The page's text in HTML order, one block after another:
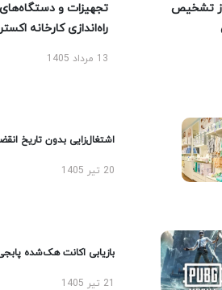
تشخیص
تجهیزات و دستگاه‌های
راه‌اندازی کارخانه
13 مرداد 1405
اشتغال‌زایی بدون تاریخ انقضا
20 تیر 1405
بازیابی اکانت هک‌شده پابجی